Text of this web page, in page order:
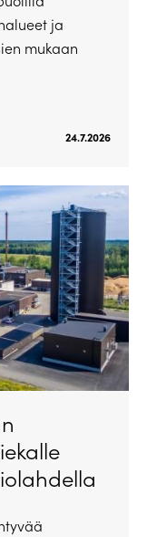
ja
mukaan
24.7.2026